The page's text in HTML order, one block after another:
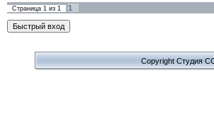
Страница 1 из 1 1
Copyright Cтудия